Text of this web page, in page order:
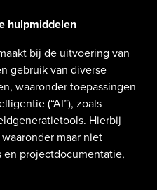
hulpmiddelen
bij de uitvoering van
gebruik van diverse
waaronder toepassingen
(“AI”), zoals
Hierbij
maar niet
projectdocumentatie,